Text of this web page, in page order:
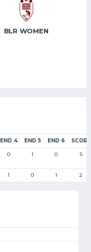
BLR WOMEN
END 4 END 5 END 6 SCORE
0 1 0 5
1 0 1 2